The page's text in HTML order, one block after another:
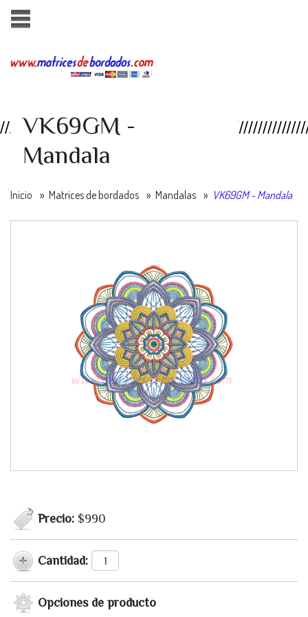
VK69GM -
Mandala
Inicio » Matrices de bordados » Mandalas » VK69GM - Mandala
Precio: $990
Cantidad:
Opciones de producto